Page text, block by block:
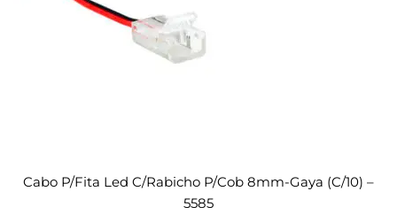
Cabo P/fita Led C/rabicho P/cob 8mm-Gaya (c/10) –
5585